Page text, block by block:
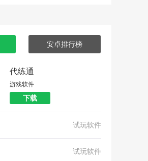
安卓排行榜
代练通
游戏软件
下载
试玩软件
试玩软件